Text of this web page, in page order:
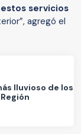
servicios
agregó el
lluvioso de los